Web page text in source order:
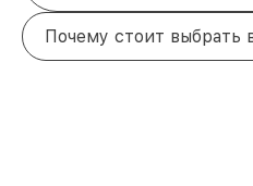
Почему стоит выбрать